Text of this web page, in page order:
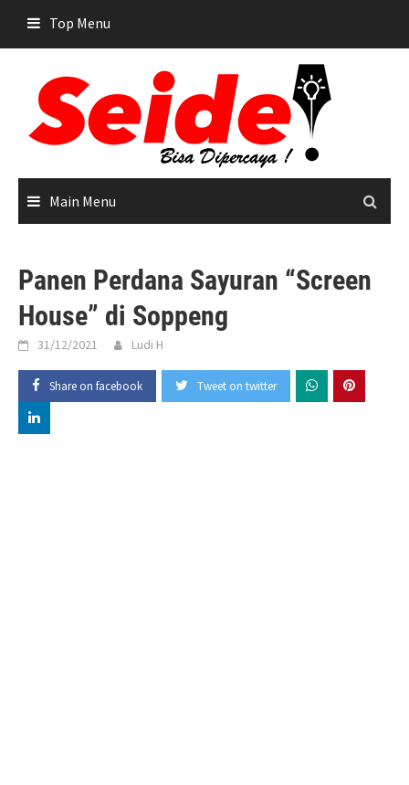
content
Top Menu
Main Menu
Panen Perdana Sayuran “Screen
House” di Soppeng
31/12/2021 Ludi H
Share on facebook Tweet on twitter